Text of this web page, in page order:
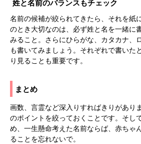
姓と名前のバランスもチェック
名前の候補が絞られてきたら、それを紙
のとき大切なのは、必ず姓と名を一緒に
みること。さらにひらがな、カタカナ、
も書いてみましょう。それぞれで書いた
り見ることも重要です。
まとめ
画数、言霊など深入りすればきりがあり
のポイントを絞っておくことです。そし
め、一生懸命考えた名前ならば、赤ちゃ
ることを忘れないで。